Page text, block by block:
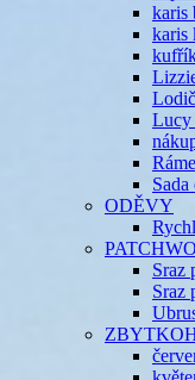
karis
karis
Lucy
ODĚVY
Sraz
Sraz